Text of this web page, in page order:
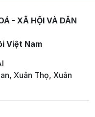
- XÃ HỘI VÀ DÂN
Việt Nam
Xuân Thọ, Xuân